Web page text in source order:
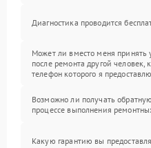
Диагностика проводится
Может ли вместо меня принять
после ремонта другой человек,
телефон которого я
Возможно ли получать
процессе выполнения
Какую гарантию вы